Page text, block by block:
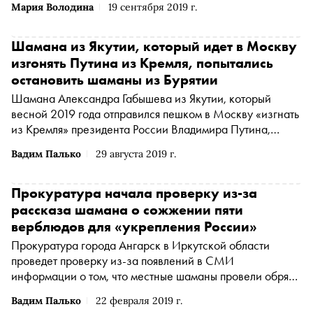
Мария Володина 19 сентября 2019 г.
сообщают очевидцы
Вадим Палько 29 августа 2019 г.
Шамана из Якутии, который идет в Москву
изгонять Путина из Кремля, попытались
остановить шаманы из Бурятии
Шамана Александра Габышева из Якутии, который
весной 2019 года отправился пешком в Москву «изгнать
из Кремля» президента России Владимира Путина,
в твиттере «Шаман-воин идет»
Вадим Палько 22 февраля 2019 г.
Прокуратура начала проверку из-за
рассказа шамана о сожжении пяти
верблюдов для «укрепления России»
Прокуратура города Ангарск в Иркутской области
проведет проверку из-за появлений в СМИ
информации о том, что местные шаманы провели обряд
убили пять верблюдов и сожгли их туши, сообщается на